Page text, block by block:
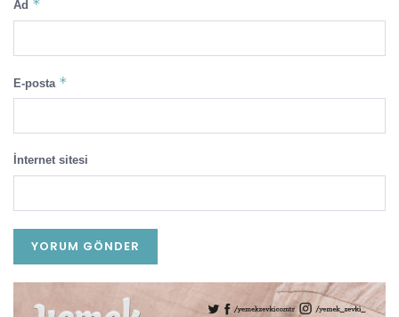
Ad *
E-posta *
İnternet sitesi